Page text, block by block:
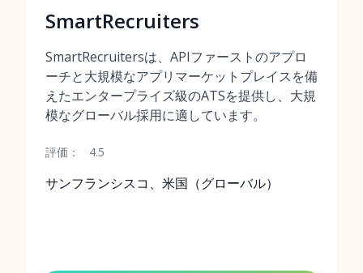
SmartRecruiters
SmartRecruitersは、APIファーストのアプロ
ーチと大規模なアプリマーケットプレイスを備
えたエンタープライズ級のATSを提供し、大規
模なグローバル採用に適しています。
評価： 4.5
サンフランシスコ、米国（グローバル）